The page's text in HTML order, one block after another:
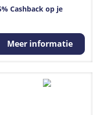
Cashback op je
Meer informatie